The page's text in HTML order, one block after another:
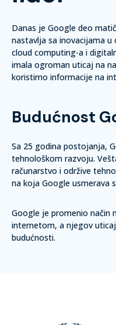
Danas je Google deo
nastavlja sa inovacijama
cloud computing-a i
imala ogroman uticaj na
koristimo informacije na
Budućnost
Sa 25 godina postojanja,
tehnološkom razvoju.
računarstvo i održive
na koja Google usmerava
Google je promenio način
internetom, a njegov
budućnosti.